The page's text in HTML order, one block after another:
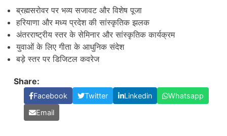
ब्रह्मसरोवर पर भव्य सजावट और विशेष पूजा
हरियाणा और मध्य प्रदेश की सांस्कृतिक झलक
अंतरराष्ट्रीय स्तर के सेमिनार और सांस्कृतिक कार्यक्रम
युवाओं के लिए गीता के आधुनिक संदेश
बड़े स्तर पर डिजिटल कवरेज
Share:
Facebook Twitter Linkedin
Whatsapp
Email